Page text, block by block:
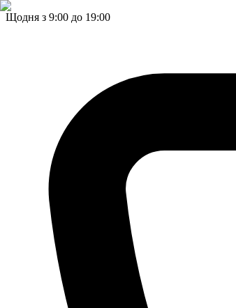
Щодня з 9:00 до 19:00